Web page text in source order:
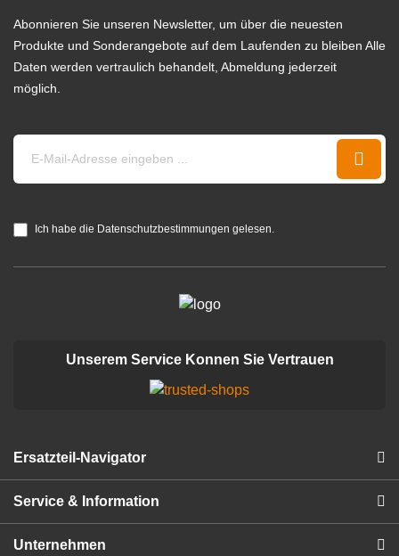
Abonnieren Sie unseren Newsletter, um über die neuesten
Produkte und Sonderangebote auf dem Laufenden zu bleiben Alle
Daten werden vertraulich behandelt, Abmeldung jederzeit
möglich.
Ich habe die Datenschutzbestimmungen gelesen.
Unserem Service Konnen Sie Vertrauen
Ersatzteil-Navigator
Service & Information
Unternehmen